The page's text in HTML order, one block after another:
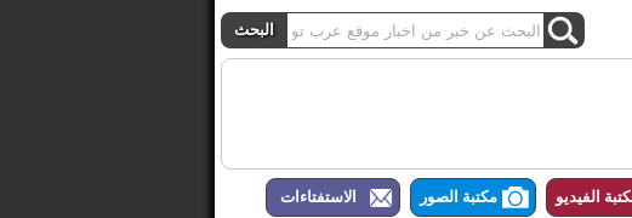
الفيديو مكتبة الصور الاستفتاءات